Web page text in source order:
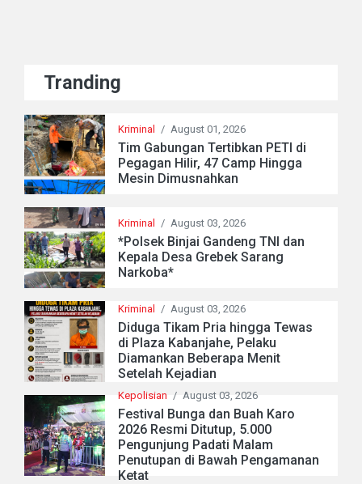
Tranding
Kriminal / August 01, 2026
Tim Gabungan Tertibkan PETI di
Pegagan Hilir, 47 Camp Hingga
Mesin Dimusnahkan
Kriminal / August 03, 2026
*Polsek Binjai Gandeng TNI dan
Kepala Desa Grebek Sarang
Narkoba*
Kriminal / August 03, 2026
Diduga Tikam Pria hingga Tewas
di Plaza Kabanjahe, Pelaku
Diamankan Beberapa Menit
Setelah Kejadian
Kepolisian / August 03, 2026
Festival Bunga dan Buah Karo
2026 Resmi Ditutup, 5.000
Pengunjung Padati Malam
Penutupan di Bawah Pengamanan
Ketat